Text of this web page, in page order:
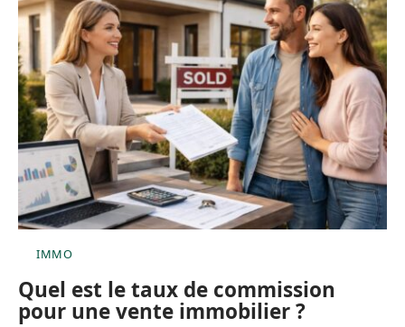
IMMO
Quel est le taux de commission
pour une vente immobilier ?